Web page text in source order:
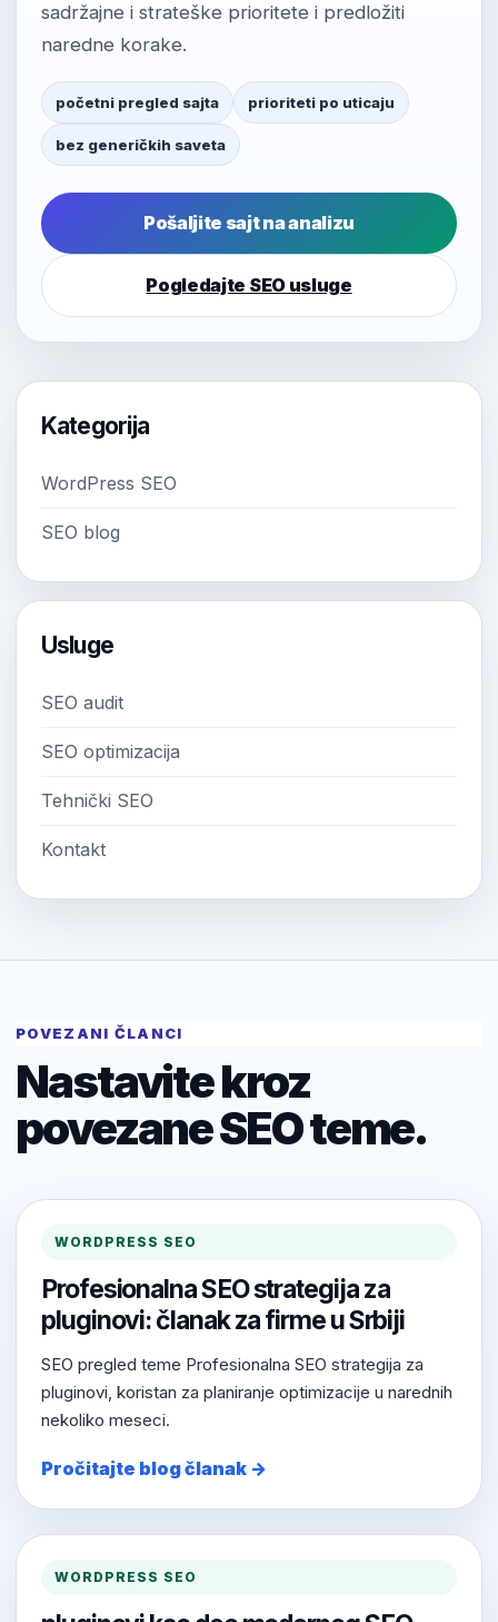
sadržajne i strateške prioritete i predložiti
naredne korake.
početni pregled sajta prioriteti po uticaju
bez generičkih saveta
Pošaljite sajt na analizu
Pogledajte SEO usluge
Kategorija
WordPress SEO
SEO blog
Usluge
SEO audit
SEO optimizacija
Tehnički SEO
Kontakt
POVEZANI ČLANCI
Nastavite kroz
povezane SEO teme.
WORDPRESS SEO
Profesionalna SEO strategija za
pluginovi: članak za firme u Srbiji
SEO pregled teme Profesionalna SEO strategija za
pluginovi, koristan za planiranje optimizacije u narednih
nekoliko meseci.
Pročitajte blog članak →
WORDPRESS SEO